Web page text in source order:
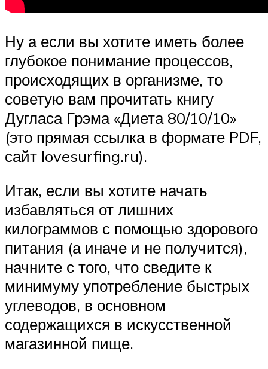
Ну а если вы хотите иметь более
глубокое понимание процессов,
происходящих в организме, то
советую вам прочитать книгу
Дугласа Грэма «Диета 80/10/10»
(это прямая ссылка в формате PDF,
сайт lovesurfing.ru).
Итак, если вы хотите начать
избавляться от лишних
килограммов с помощью здорового
питания (а иначе и не получится),
начните с того, что сведите к
минимуму употребление быстрых
углеводов, в основном
содержащихся в искусственной
магазинной пище.